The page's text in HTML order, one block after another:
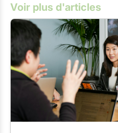
Voir plus d'articles